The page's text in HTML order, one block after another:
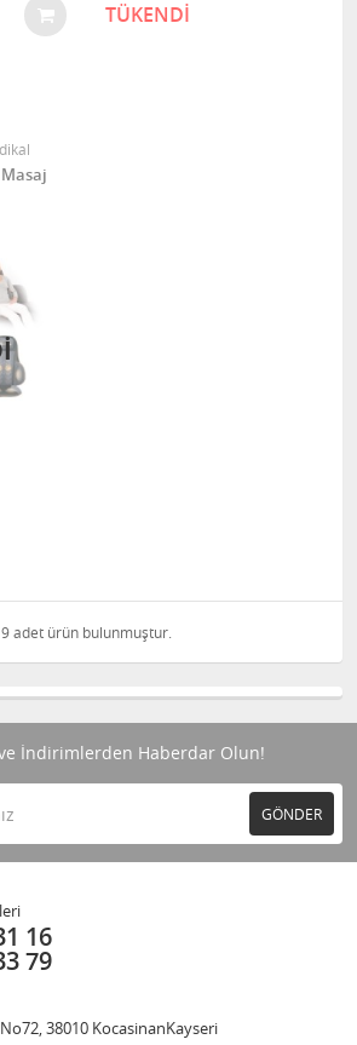
TÜKENDİ
9 adet ürün bulunmuştur.
İndirimlerden Haberdar Olun!
GÖNDER
16
79
38010 KocasinanKayseri